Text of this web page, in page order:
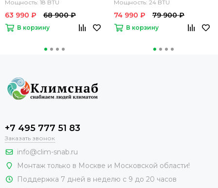
Мощность: 18 BTU
63 990 ₽ 68 900 ₽
В корзину
Мощность: 24 BTU
74 990 ₽ 79 900 ₽
В корзину
+7 495 777 51 83
Заказать звонок
info@clim-snab.ru
Монтаж только в Москве и Московской области!
Поддержка 7 дней в неделю с 9 до 20 часов